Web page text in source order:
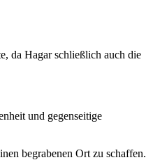
da Hagar schließlich auch die
und gegenseitige
begrabenen Ort zu schaffen.